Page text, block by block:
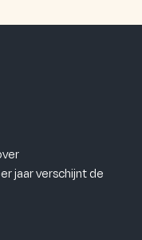
jaar verschijnt de